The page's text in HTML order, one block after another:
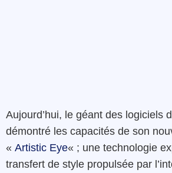
Aujourd’hui, le géant des logiciels
démontré les capacités de son
« Artistic Eye« ; une technologie
transfert de style propulsée par